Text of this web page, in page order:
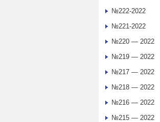
№222-2022
№221-2022
№220 — 2022
№219 — 2022
№217 — 2022
№218 — 2022
№216 — 2022
№215 — 2022